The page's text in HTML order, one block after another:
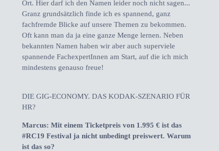
Ort. Hier darf ich den Namen leider noch nicht sagen...
Granz grundsätzlich finde ich es spannend, ganz
fachfremde Blicke auf unsere Themen zu bekommen.
Oft kann man da ja eine ganze Menge lernen. Neben
bekannten Namen haben wir aber auch superviele
spannende FachexpertInnen am Start, auf die ich mich
mindestens genauso freue!
DIE GIG-ECONOMY. DAS KODAK-SZENARIO FÜR
HR?
Marcus: Mit einem Ticketpreis von 1.995 € ist das
#RC19 Festival ja nicht unbedingt preiswert. Warum
ist das so?